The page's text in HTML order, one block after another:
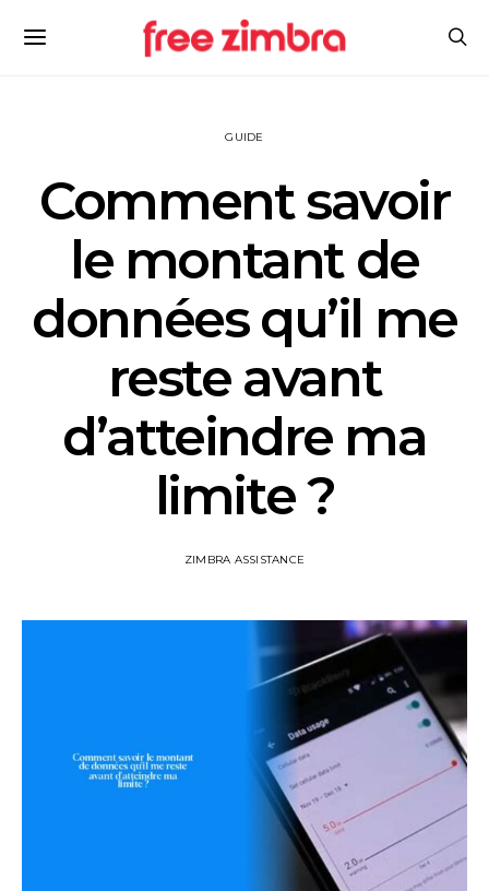
GUIDE
Comment savoir
le montant de
données qu’il me
reste avant
d’atteindre ma
limite ?
ZIMBRA ASSISTANCE